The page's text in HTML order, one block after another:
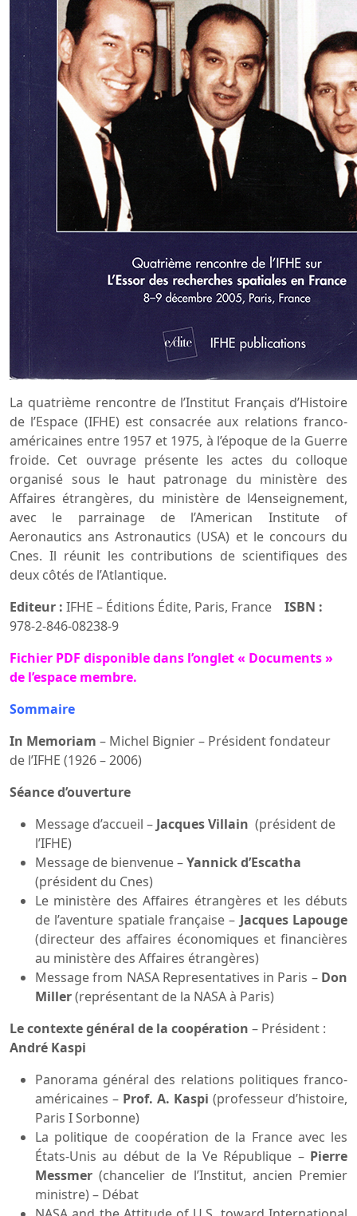
La quatrième rencontre de l’Institut Français d’Histoire
de l’Espace (IFHE) est consacrée aux relations franco-
américaines entre 1957 et 1975, à l’époque de la Guerre
froide. Cet ouvrage présente les actes du colloque
organisé sous le haut patronage du ministère des
Affaires étrangères, du ministère de l4enseignement,
avec le parrainage de l’American Institute of
Aeronautics ans Astronautics (USA) et le concours du
Cnes. Il réunit les contributions de scientifiques des
deux côtés de l’Atlantique.
Editeur : IFHE – Éditions Édite, Paris, France ISBN :
978-2-846-08238-9
Fichier PDF disponible dans l’onglet « Documents »
de l’espace membre.
Sommaire
In Memoriam – Michel Bignier – Président fondateur
de l’IFHE (1926 – 2006)
Séance d’ouverture
Message d’accueil – Jacques Villain (président de
l’IFHE)
Message de bienvenue –Yannick d’Escatha
(président du Cnes)
Le ministère des Affaires étrangères et les débuts
de l’aventure spatiale française – Jacques Lapouge
(directeur des affaires économiques et financières
au ministère des Affaires étrangères)
Message from NASA Representatives in Paris – Don
Miller(représentant de la NASA à Paris)
Le contexte général de la coopération – Président :
André Kaspi
Panorama général des relations politiques franco-
américaines – Prof. A. Kaspi (professeur d’histoire,
Paris I Sorbonne)
La politique de coopération de la France avec les
États-Unis au début de la Ve République – Pierre
Messmer (chancelier de l’Institut, ancien Premier
ministre) – Débat